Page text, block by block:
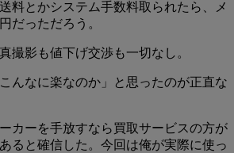
料とかシステム手数料取られたら、メ
だっただろう。
撮影も値下げ交渉も一切なし。
んなに楽なのか」と思ったのが正直な
カーを手放すなら買取サービスの方が
ると確信した。今回は俺が実際に使っ